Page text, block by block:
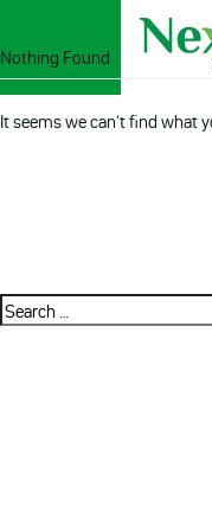
Nothing Found
It seems we can’t find what